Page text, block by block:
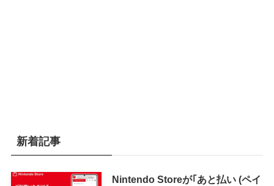
新着記事
Nintendo Storeが｢あと払い (ペイ